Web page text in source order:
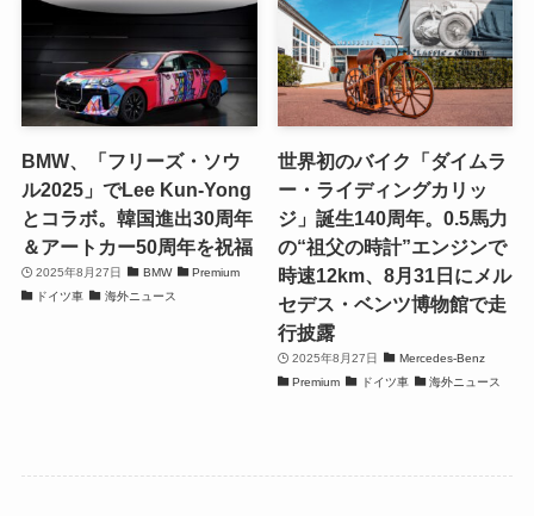
BMW、「フリーズ・ソウ
ル2025」でLee Kun-Yong
とコラボ。韓国進出30周年
＆アートカー50周年を祝福
2025年8月27日 BMW
Premium
ドイツ車
海外ニュース
世界初のバイク「ダイムラ
ー・ライディングカリッ
ジ」誕生140周年。0.5馬力
の“祖父の時計”エンジンで
時速12km、8月31日にメル
セデス・ベンツ博物館で走
行披露
2025年8月27日
Mercedes-Benz
Premium
ドイツ車 海外ニュース